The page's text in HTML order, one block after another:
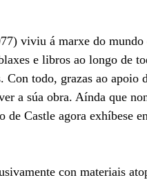
viviu á marxe do
e libros ao longo de
todo, grazas ao apoio
a súa obra. Aínda que
Castle agora exhíbese
con materiais